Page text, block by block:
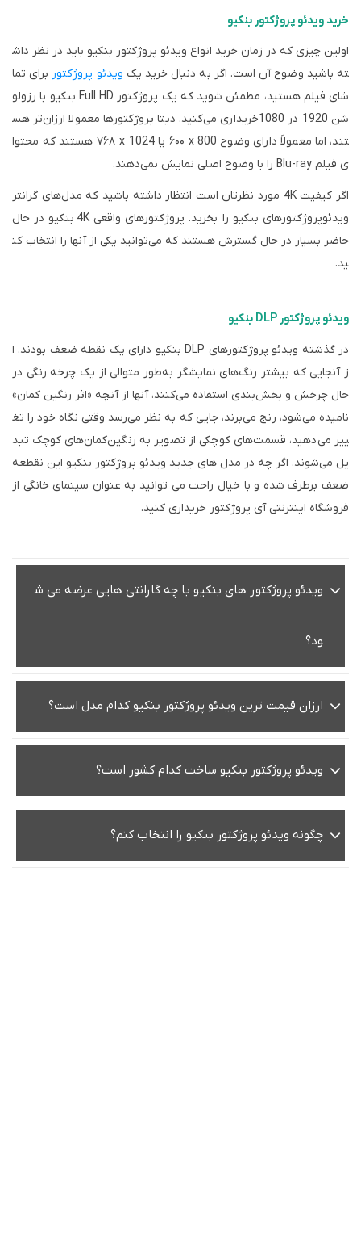
خرید ویدئو پروژکتور بنکیو
اولین چیزی که در زمان خرید انواع ویدئو پروژکتور بنکیو باید در نظر داش
ته باشید وضوح آن است. اگر به دنبال خرید یک ویدئو پروژکتور برای تما
شای فیلم هستید، مطمئن شوید که یک پروژکتور Full HD بنکیو با رزولو
شن 1920 در 1080خریداری می‌کنید. دیتا پروژکتورها معمولا ارزان‌تر هس
تند، اما معمولاً دارای وضوح 800
x ۶۰۰ یا 1024 x ۷۶۸ هستند که محتوا
ی فیلم Blu-ray را با وضوح اصلی نمایش نمی‌دهند.
اگر کیفیت4K مورد نظرتان است انتظار داشته باشید که مدل‌های گرانتر
ویدئوپروژکتورهای بنکیو را بخرید. پروژکتورهای واقعی 4K بنکیو در حال
حاضر بسیار در حال گسترش هستند که می‌توانید یکی از آنها را انتخاب کن
ید.
ویدئو پروژکتور DLP بنکیو
در گذشته ویدئو پروژکتورهای DLPبنکیو دارای یک نقطه ضعف بودند. ا
ز آنجایی که بیشتر رنگ‌های نمایشگر به‌طور متوالی از یک چرخه رنگی در
حال چرخش و بخش‌بندی استفاده می‌کنند، آنها از آنچه «اثر رنگین کمان»
نامیده می‌شود، رنج می‌برند، جایی که به نظر می‌رسد وقتی نگاه خود را تغ
ییر می‌دهید، قسمت‌های کوچکی از تصویر به رنگین‌کمان‌های کوچک تبد
یل می‌شوند. اگر چه در مدل های جدید ویدئو پروژکتور بنکیو این نقطعه
ضعف برطرف شده و با خیال راحت می توانید به عنوان سینمای خانگی از
فروشگاه اینترنتی آی پروژکتور خریداری کنید.
ویدئو پروژکتور های بنکیو با چه گارانتی هایی عرضه می ش
ود؟
ارزان قیمت ترین ویدئو پروژکتور بنکیو کدام مدل است؟
ویدئو پروژکتور بنکیو ساخت کدام کشور است؟
چگونه ویدئو پروژکتور بنکیو را انتخاب کنم؟